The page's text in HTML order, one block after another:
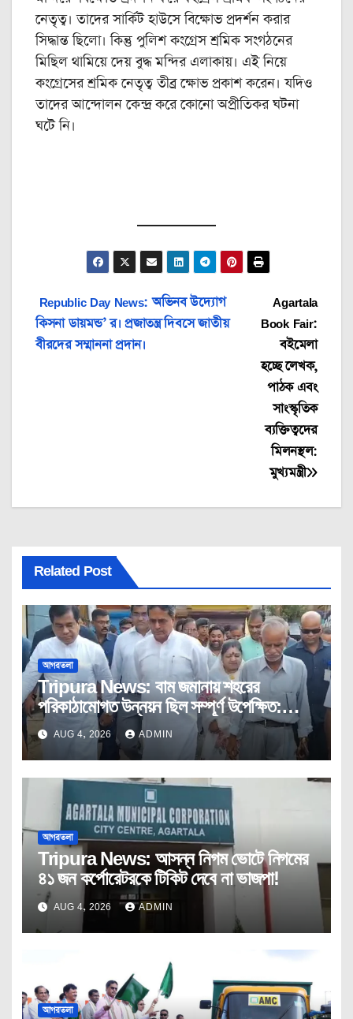
নেতৃত্ব। তাদের সার্কিট হাউসে বিক্ষোভ প্রদর্শন করার
সিদ্ধান্ত ছিলো। কিন্তু পুলিশ কংগ্রেস শ্রমিক সংগঠনের
মিছিল থামিয়ে দেয় বুদ্ধ মন্দির এলাকায়। এই নিয়ে
কংগ্রেসের শ্রমিক নেতৃত্ব তীব্র ক্ষোভ প্রকাশ করেন। যদিও
তাদের আন্দোলন কেন্দ্র করে কোনো অপ্রীতিকর ঘটনা
ঘটে নি।
Post
navigation
Agartala
Book Fair:
বইমেলা
হচ্ছে লেখক,
পাঠক এবং
সাংস্কৃতিক
ব্যক্তিত্বদের
মিলনস্থল:
মুখ্যমন্ত্রী
Republic Day News: অভিনব উদ্যোগ
কিসনা ডায়মন্ড’ র। প্রজাতন্ত্র দিবসে জাতীয়
বীরদের সম্মাননা প্রদান।
Related Post
আগরতলা
Tripura News: বাম জমানায় শহরের
পরিকাঠামোগত উন্নয়ন ছিল সম্পূর্ণ উপেক্ষিত:
মুখ্যমন্ত্রী
AUG 4, 2026 ADMIN
আগরতলা
Tripura News: আসন্ন নিগম ভোটে নিগমের
৪১ জন কর্পোরেটরকে টিকিট দেবে না ভাজপা!
AUG 4, 2026 ADMIN
আগরতলা